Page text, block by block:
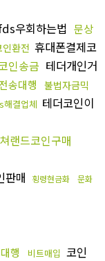
우회하는법 문상
인환전 휴대폰결제코
인송금 테더개인거
송대행 불법자금믹
결업체 테더코인이
랜드코인구매
판매 횡령현금화
문화
행 비트매입 코인